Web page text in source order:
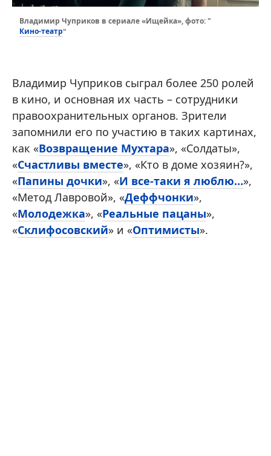
Владимир Чуприков в сериале «Ищейка», фото: "
Кино-театр"
Владимир Чуприков сыграл более 250 ролей
в кино, и основная их часть – сотрудники
правоохранительных органов. Зрители
запомнили его по участию в таких картинах,
как «Возвращение Мухтара», «Солдаты»,
«Счастливы вместе», «Кто в доме хозяин?»,
«Папины дочки», «И все-таки я люблю…»,
«Метод Лавровой», «Деффчонки»,
«Молодежка», «Реальные пацаны»,
«Склифосовский» и «Оптимисты».